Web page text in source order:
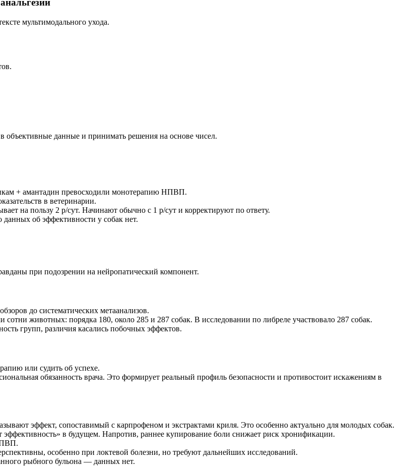
мультимодального ухода.
объективные данные и принимать решения на основе чисел.
+ амантадин превосходили монотерапию НПВП.
в ветеринарии.
на пользу 2 р/сут. Начинают обычно с 1 р/сут и корректируют по ответу.
об эффективности у собак нет.
при подозрении на нейропатический компонент.
до систематических метаанализов.
животных: порядка 180, около 285 и 287 собак. В исследовании по либреле участвовало 287 собак.
групп, различия касались побочных эффектов.
или судить об успехе.
обязанность врача. Это формирует реальный профиль безопасности и противостоит искажениям в
эффект, сопоставимый с карпрофеном и экстрактами криля. Это особенно актуально для молодых собак.
эффективность» в будущем. Напротив, раннее купирование боли снижает риск хронификации.
особенно при локтевой болезни, но требуют дальнейших исследований.
рыбного бульона — данных нет.